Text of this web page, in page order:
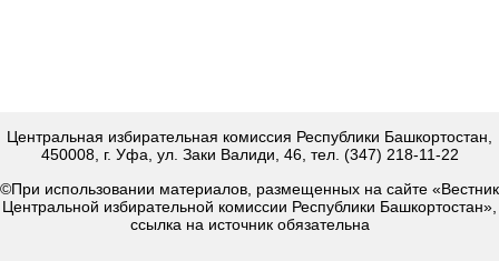
Центральная избирательная комиссия Республики Башкортостан,
450008, г. Уфа, ул. Заки Валиди, 46, тел. (347) 218-11-22
©При использовании материалов, размещенных на сайте «Вестник
Центральной избирательной комиссии Республики Башкортостан»,
ссылка на источник обязательна